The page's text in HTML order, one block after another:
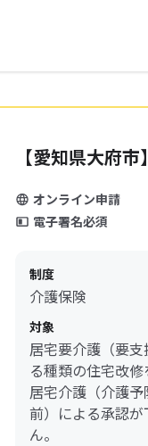
【愛知県大府
オンライン申請
電子署名必須
制度
介護保険
対象
居宅要介護（要
る種類の住宅改
居宅介護（介護
前）による承認
ん。